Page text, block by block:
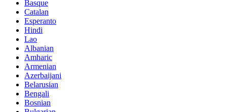
Basque
Catalan
Esperanto
Hindi
Lao
Albanian
Amharic
Armenian
Azerbaijani
Belarusian
Bengali
Bosnian